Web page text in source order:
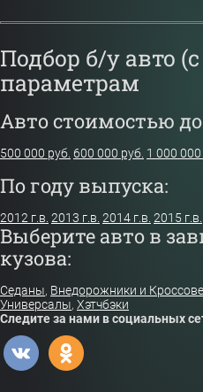
Подбор б/у авто
параметрам
Авто стоимостью
500 000 руб. 600 000 руб. 1 000 000
По году выпуска:
2012 г.в. 2013 г.в. 2014 г.в. 2015 г.в.
Выберите авто в
кузова:
Седаны, Внедорожники и
Универсалы, Хэтчбэки
Следите за нами в социальных